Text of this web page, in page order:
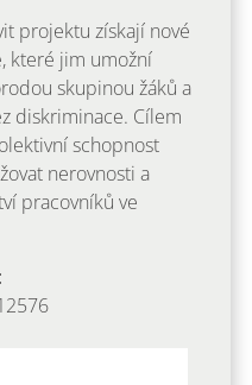
projektu získají nové
které jim umožní
skupinou žáků a
diskriminace. Cílem
schopnost
nerovnosti a
pracovníků ve